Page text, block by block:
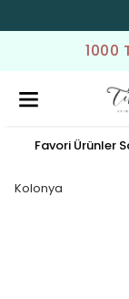
1000
Favori Ürünler
Kolonya